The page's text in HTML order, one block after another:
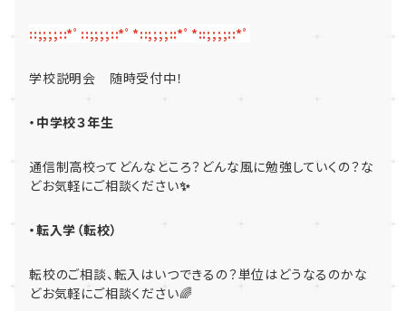
::;;;;::*ﾟ::;;;;::*ﾟ*::;;;;::*ﾟ*::;;;;::*ﾟ
学校説明会 随時受付中！
・中学校３年生
通信制高校ってどんなところ？どんな風に勉強していくの？な
どお気軽にご相談ください✨
・転入学（転校）
転校のご相談、転入はいつできるの？単位はどうなるのかな
どお気軽にご相談ください🌈